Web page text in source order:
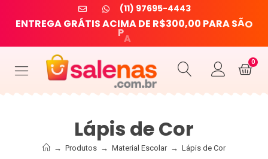
(11) 97695-4443
ENTREGAGRÁTISACIMADE R$300,00 PARASÃO
PA
0
Lápis de Cor
→ Produtos → Material Escolar → Lápis de Cor